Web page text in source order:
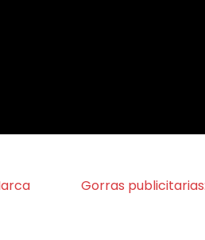
Gorras